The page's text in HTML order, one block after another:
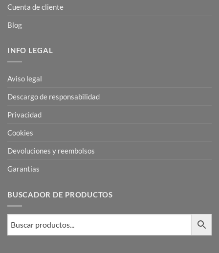
Cuenta de cliente
Blog
INFO LEGAL
Aviso legal
Descargo de responsabilidad
Privacidad
Cookies
Devoluciones y reembolsos
Garantias
BUSCADOR DE PRODUCTOS